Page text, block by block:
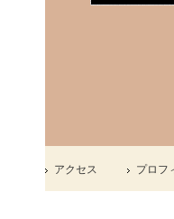
アクセス プロフ